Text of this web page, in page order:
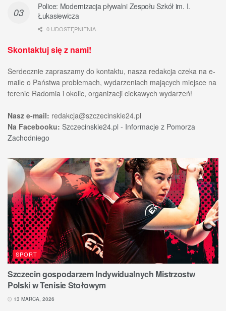
Police: Modernizacja pływalni Zespołu Szkół im. I.
Łukasiewicza
0 UDOSTĘPNIENIA
Skontaktuj się z nami!
Serdecznie zapraszamy do kontaktu, nasza redakcja czeka na e-
maile o Państwa problemach, wydarzeniach mających miejsce na
terenie Radomia i okolic, organizacji ciekawych wydarzeń!
Nasz e-mail: redakcja@szczecinskie24.pl
Na Facebooku: Szczecinskie24.pl - Informacje z Pomorza
Zachodniego
SPORT
Szczecin gospodarzem Indywidualnych Mistrzostw
Polski w Tenisie Stołowym
13 MARCA, 2026